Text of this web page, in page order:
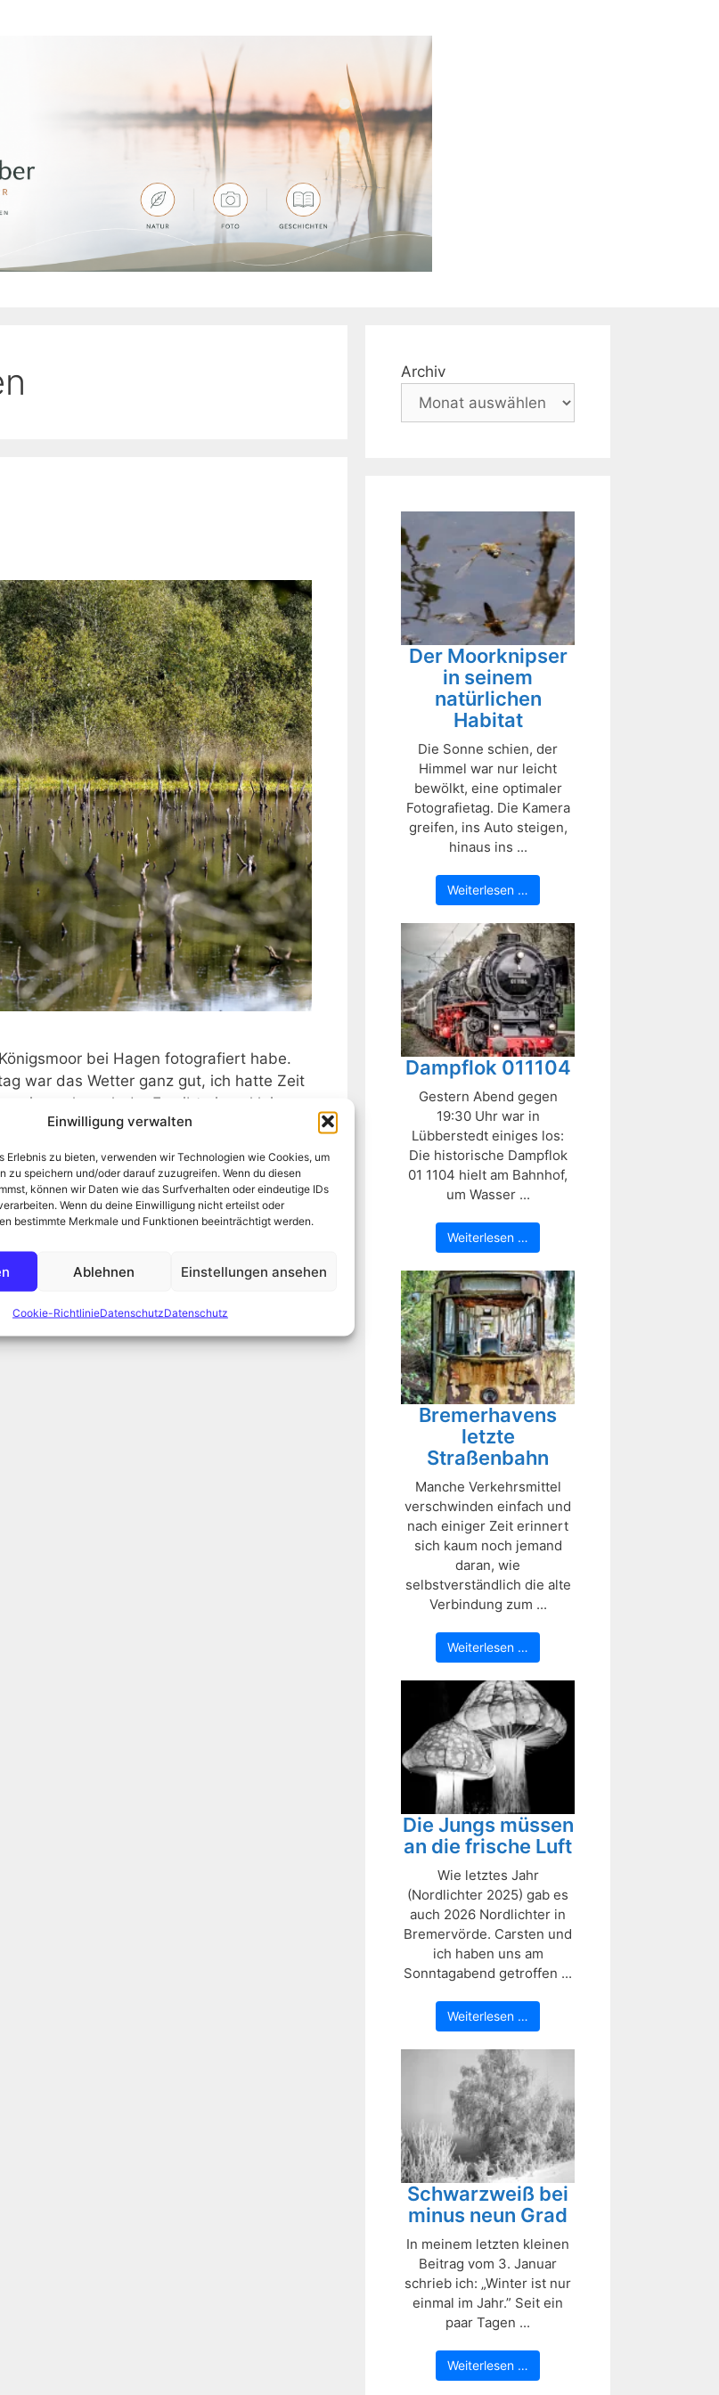
Einwilligung verwalten
Erlebnis zu bieten, verwenden wir Technologien wie Cookies, um
zu speichern und/oder darauf zuzugreifen. Wenn du diesen
können wir Daten wie das Surfverhalten oder eindeutige IDs
Wenn du deine Einwilligung nicht erteilst oder
bestimmte Merkmale und Funktionen beeinträchtigt werden.
Ablehnen Einstellungen ansehen
Cookie-RichtlinieDatenschutzDatenschutz
bei Hagen fotografiert habe.
war das Wetter ganz gut, ich hatte Zeit
ja auch noch da. Es gibt einen kleinen
findet …Weiterlesen
,Insekten,Königsmoor,Matthias Weber,Moor
Archiv
Der Moorknipser
in seinem
natürlichen
Habitat
Die Sonne schien, der
Himmel war nur leicht
bewölkt, eine optimaler
Fotografietag. Die Kamera
greifen, ins Auto steigen,
hinaus ins ...
Weiterlesen …
Dampflok 011104
Gestern Abend gegen
19:30 Uhr war in
Lübberstedt einiges los:
Die historische Dampflok
01 1104 hielt am Bahnhof,
um Wasser ...
Weiterlesen …
Bremerhavens
letzte
Straßenbahn
Manche Verkehrsmittel
verschwinden einfach und
nach einiger Zeit erinnert
sich kaum noch jemand
daran, wie
selbstverständlich die alte
Verbindung zum ...
Weiterlesen …
Die Jungs müssen
an die frische Luft
Wie letztes Jahr
(Nordlichter 2025) gab es
auch 2026 Nordlichter in
Bremervörde. Carsten und
ich haben uns am
Sonntagabend getroffen ...
Weiterlesen …
Schwarzweiß bei
minus neun Grad
In meinem letzten kleinen
Beitrag vom 3. Januar
schrieb ich: „Winter ist nur
einmal im Jahr.” Seit ein
paar Tagen ...
Weiterlesen …